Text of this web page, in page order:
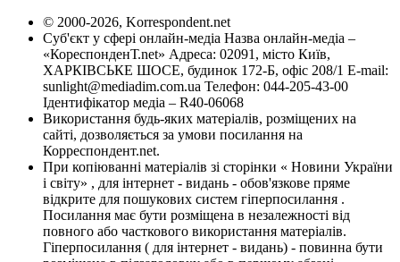
© 2000-2026, Korrespondent.net
Суб'єкт у сфері онлайн-медіа Назва онлайн-медіа –
«КореспонденТ.net» Адреса: 02091, місто Київ,
ХАРКІВСЬКЕ ШОСЕ, будинок 172-Б, офіс 208/1 E-mail:
sunlight@mediadim.com.ua Телефон: 044-205-43-00
Ідентифікатор медіа – R40-06068
Використання будь-яких матеріалів, розміщених на
сайті, дозволяється за умови посилання на
Корреспондент.net.
При копіюванні матеріалів зі сторінки « Новини України
і світу» , для інтернет - видань - обов'язкове пряме
відкрите для пошукових систем гіперпосилання .
Посилання має бути розміщена в незалежності від
повного або часткового використання матеріалів.
Гіперпосилання ( для інтернет - видань) - повинна бути